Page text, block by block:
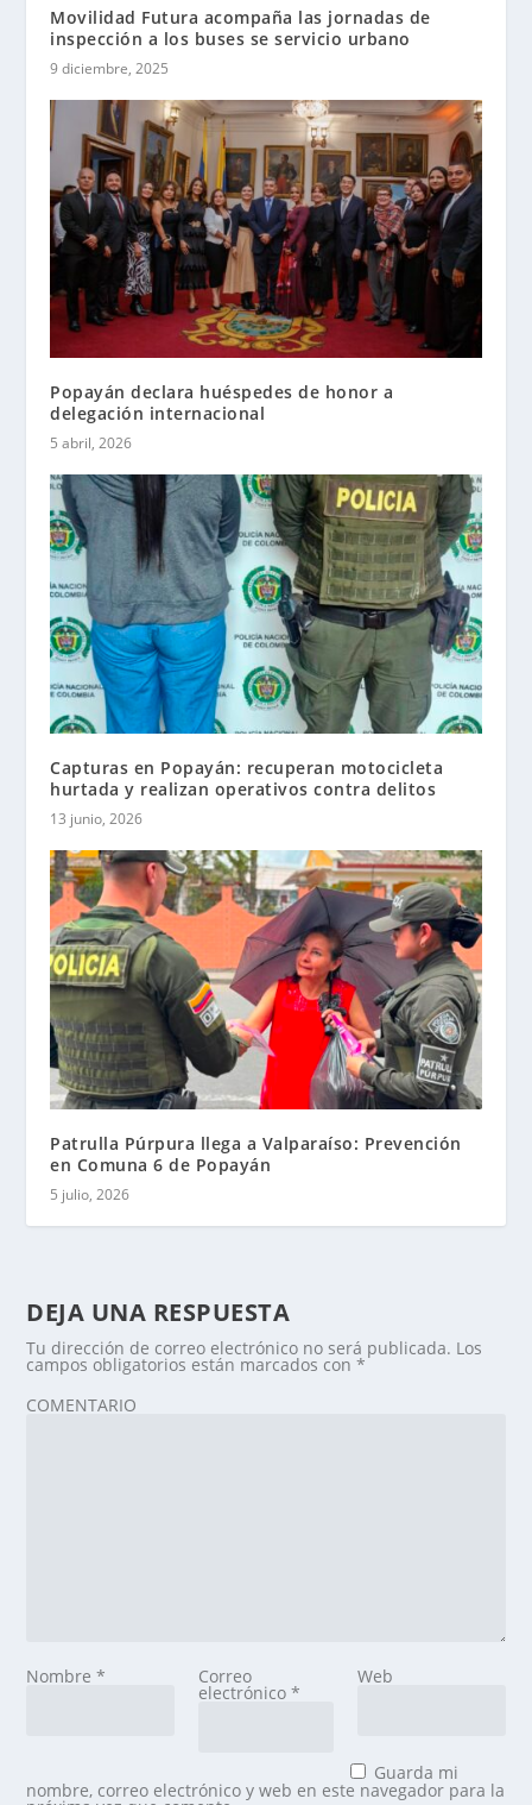
Movilidad Futura acompaña las jornadas de
inspección a los buses se servicio urbano
9 diciembre, 2025
Popayán declara huéspedes de honor a
delegación internacional
5 abril, 2026
Capturas en Popayán: recuperan motocicleta
hurtada y realizan operativos contra delitos
13 junio, 2026
Patrulla Púrpura llega a Valparaíso: Prevención
en Comuna 6 de Popayán
5 julio, 2026
DEJA UNA RESPUESTA
Tu dirección de correo electrónico no será publicada. Los
campos obligatorios están marcados con*
COMENTARIO
Nombre* Correo
electrónico *
Web
Guarda mi
nombre, correo electrónico y web en este navegador para la